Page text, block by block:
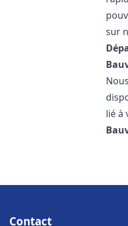
sur
lié à
Contact